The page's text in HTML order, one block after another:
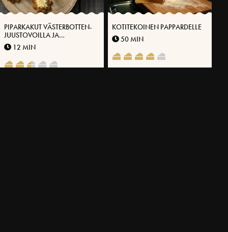
PIPARKAKUT VÄSTERBOTTEN-
JUUSTOVOILLA JA
VIIKUNOILLA
12 MIN
KOTITEKOINEN PAPPARDELLE
50 MIN